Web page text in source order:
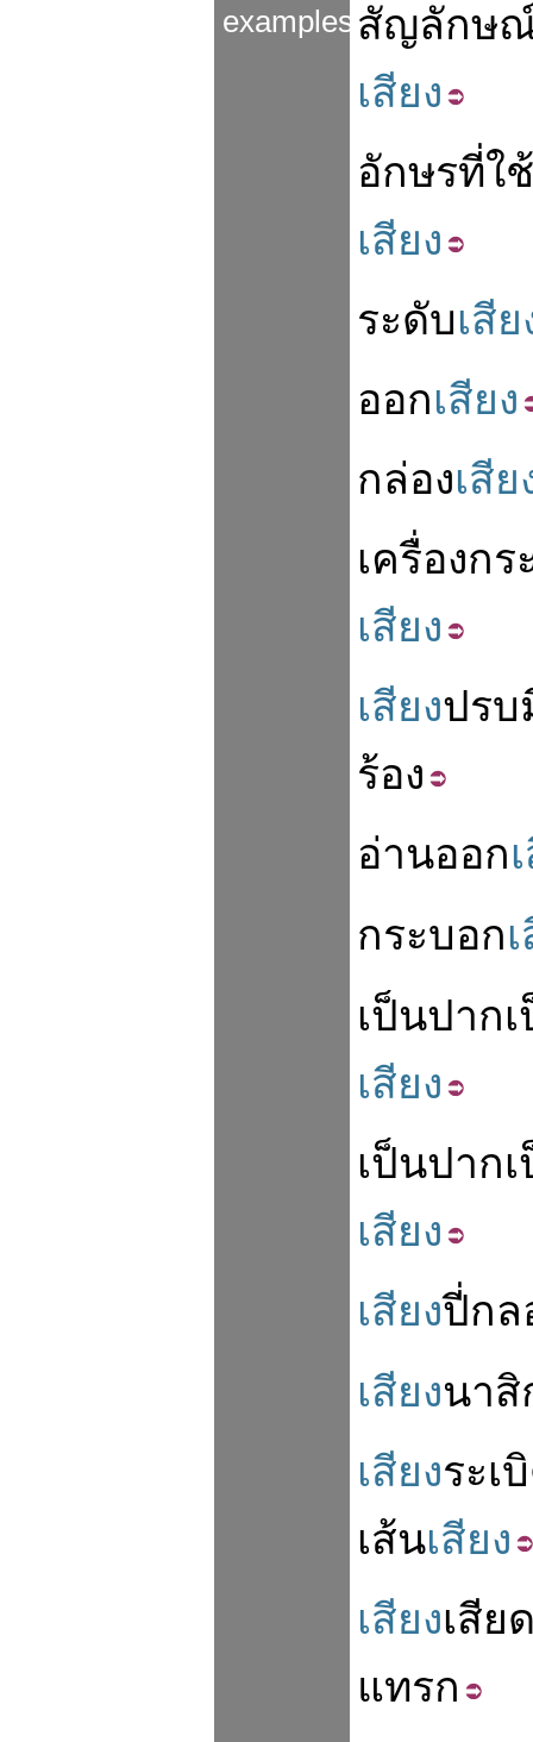
examples สัญลักษ
เสียง
อักษรที่ใช้
เสียง
ระดับเสีย
ออกเสียง
กล่องเสีย
เครื่องกร
เสียง
เสียงปรบ
ร้อง
อ่านออก
กระบอก
เป็นปาก
เสียง
เป็นปาก
เสียง
เสียงปี่กล
เสียงนาสิ
เสียงระเ
เส้นเสียง
เสียงเสีย
แทรก